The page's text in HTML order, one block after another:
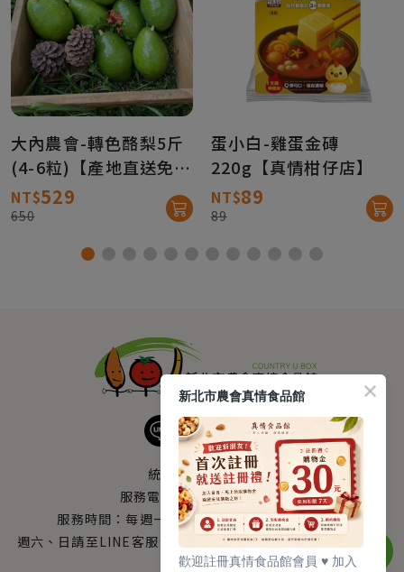
大內農會-轉色酪梨5斤
(4-6粒)【產地直送免
運】
NT$529
650
蛋小白-雞蛋金磚
220g【真情柑仔店】
NT$89
89
統編：33378005
服務電話：0800-666-980
服務時間：每週一至週五AM 8：10～PM 5：00
週六、日請至LINE客服留言 LINE@帳號搜尋：@uboxorg
新北市農會真情食品館
歡迎註冊真情食品館會員 ♥️ 加入